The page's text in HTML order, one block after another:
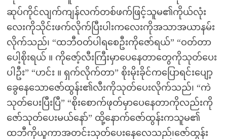
ဆုပ်ကိုင်လျက်ကျန်လက်တစ်ဖက်ဖြင့်သူမ၏ကိုယ်လုံး
လေးကိုသိုင်းဖက်လိုက်ပြီးပါးကလေးကိုအသာအယာနမ်း
လိုက်သည်၊ “ထဘီဝတ်ပါရစေဦးကိုဇော်ရယ်” “ဝတ်တာ
ပေါ့စိုးရယ် ။ ကိုဇော့်လီးကြီးမှာပေနေတာတွေကိုသုတ်ပေး
ပါဦး” “ဟင်း ။ ရှက်လိုက်တာ” စိုးမိုးခိုင်ကပြောရင်းပျော့
ခွေနေသောဇော်ထွန်း၏လီးကိုသုတ်ပေးလိုက်သည်၊ “ကဲ
သုတ်ပေးပြီးပြီ” “စိုးစောက်ဖုတ်မှာပေနေတာကိုလည်းကို
ဇော်သုတ်ပေးမယ်နော်” ထို့နောက်ဇော်ထွန်းကသူမ၏
ထဘီကိုယူကာအတင်းသုတ်ပေးနေလေသည်၊ဇော်ထွန်း